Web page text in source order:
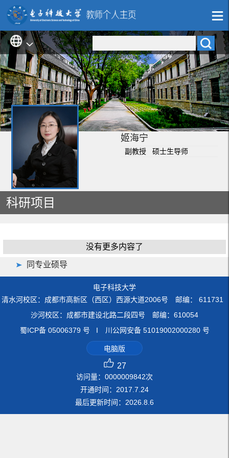
姬海宁
副教授 硕士生导师
科研项目
没有更多内容了
同专业硕导
电子科技大学
清水河校区：成都市高新区（西区）西源大道2006号 邮编： 611731
沙河校区：成都市建设北路二段四号 邮编：610054
蜀ICP备 05006379 号 I 川公网安备 51019002000280 号
电脑版
27
访问量： 0000009842次
开通时间： 2017 7 24
最后更新时间： 2026 8 6